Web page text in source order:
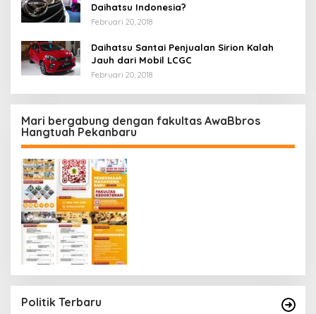
Daihatsu Indonesia?
Februari 20, 2018
Daihatsu Santai Penjualan Sirion Kalah
Jauh dari Mobil LCGC
Februari 20, 2018
Mari bergabung dengan fakultas AwaBbros
Hangtuah Pekanbaru
Politik Terbaru